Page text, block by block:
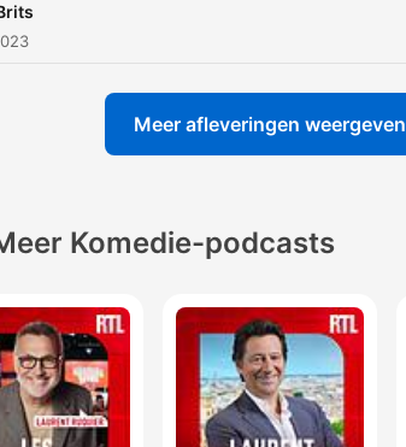
Meer afleveringen weergeven
Komedie-podcasts